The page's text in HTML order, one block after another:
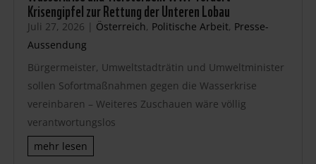
Krisengipfel zur Rettung der Unteren Lobau
Juli 27, 2026 | Österreich, Politische Arbeit, Presse-
Aussendung
Bürgermeister, Umweltstadträtin und Umweltminister
sollen Sofortmaßnahmen gegen die Wasserkrise
vereinbaren – Weiteres Zuschauen wäre völlig
verantwortungslos
mehr lesen